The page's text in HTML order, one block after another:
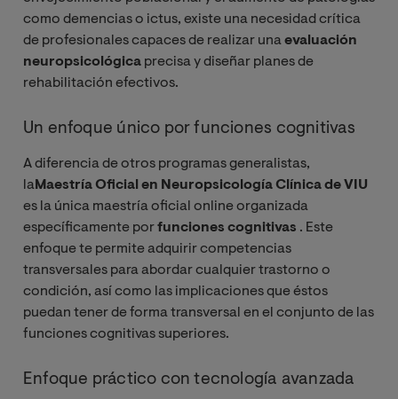
como demencias o ictus, existe una necesidad crítica
de profesionales capaces de realizar unaevaluación
neuropsicológica precisa y diseñar planes de
rehabilitación efectivos.
Un enfoque único por funciones cognitivas
A diferencia de otros programas generalistas,
laMaestría Oficial en Neuropsicología Clínica de VIU
es la única maestría oficial online organizada
específicamente porfunciones cognitivas . Este
enfoque te permite adquirir competencias
transversales para abordar cualquier trastorno o
condición, así como las implicaciones que éstos
puedan tener de forma transversal en el conjunto de las
funciones cognitivas superiores.
Enfoque práctico con tecnología avanzada